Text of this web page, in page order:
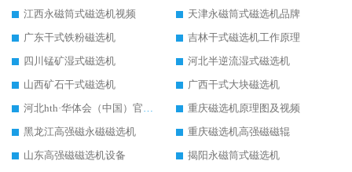
江西永磁筒式磁选机视频
天津永磁筒式磁选机品牌
广东干式铁粉磁选机
吉林干式磁选机工作原理
四川锰矿湿式磁选机
河北半逆流湿式磁选机
山西矿石干式磁选机
广西干式大块磁选机
河北hth·华体会（中国）官方网站-hth.com 工作视频
重庆磁选机原理图及视频
黑龙江高强磁永磁磁选机
重庆磁选机高强磁磁辊
山东高强磁磁选机设备
揭阳永磁筒式磁选机